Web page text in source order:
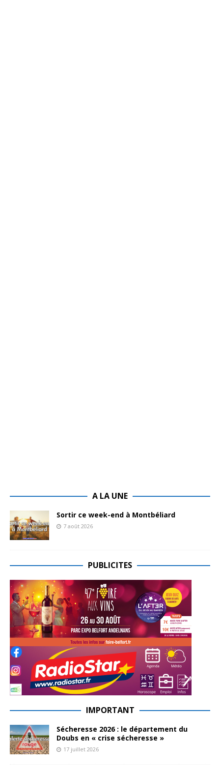
A LA UNE
Sortir ce week-end à Montbéliard
7 août 2026
PUBLICITES
IMPORTANT
Sécheresse 2026 : le département du
Doubs en « crise sécheresse »
17 juillet 2026